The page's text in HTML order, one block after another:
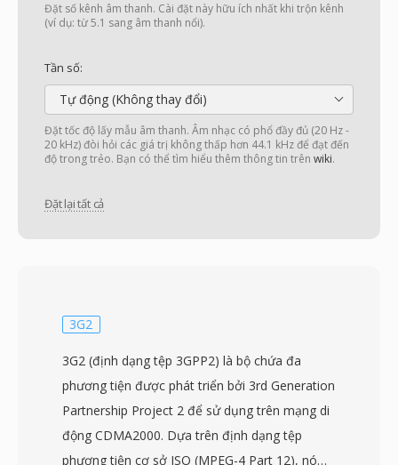
Đặt số kênh âm thanh. Cài đặt này hữu ích nhất khi trộn kênh
(ví dụ: từ 5.1 sang âm thanh nổi).
Tần số:
Tự động (Không thay đổi)
Đặt tốc độ lấy mẫu âm thanh. Âm nhạc có phổ đầy đủ (20 Hz -
20 kHz) đòi hỏi các giá trị không thấp hơn 44.1 kHz để đạt đến
độ trong trẻo. Bạn có thể tìm hiểu thêm thông tin trên wiki.
Đặt lại tất cả
3G2
3G2 (định dạng tệp 3GPP2) là bộ chứa đa
phương tiện được phát triển bởi 3rd Generation
Partnership Project 2 để sử dụng trên mạng di
động CDMA2000. Dựa trên định dạng tệp
phương tiện cơ sở ISO (MPEG-4 Part 12), nó